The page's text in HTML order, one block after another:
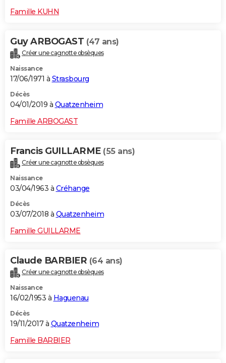
Famille KUHN
Guy ARBOGAST (47 ans)
Créer une cagnotte obsèques
Naissance
17/06/1971 à Strasbourg
Décès
04/01/2019 à Quatzenheim
Famille ARBOGAST
Francis GUILLARME (55 ans)
Créer une cagnotte obsèques
Naissance
03/04/1963 à Créhange
Décès
03/07/2018 à Quatzenheim
Famille GUILLARME
Claude BARBIER (64 ans)
Créer une cagnotte obsèques
Naissance
16/02/1953 à Haguenau
Décès
19/11/2017 à Quatzenheim
Famille BARBIER